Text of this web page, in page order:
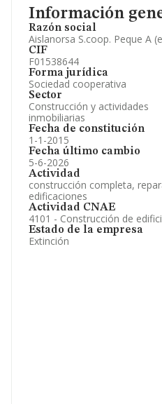
Información
Razón social
Aislanorsa S.coop. Peque A
CIF
F01538644
Forma jurídica
Sociedad cooperativa
Sector
Construcción y actividades
inmobiliarias
Fecha de constitución
1-1-2015
Fecha último cambio
5-6-2026
Actividad
construcción completa,
edificaciones
Actividad CNAE
4101 - Construcción de
Estado de la empresa
Extinción
Información oficial y